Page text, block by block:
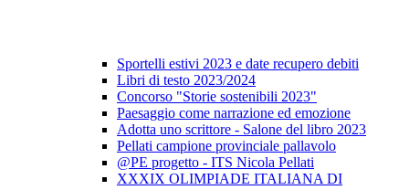
Sportelli estivi 2023 e date recupero debiti
Libri di testo 2023/2024
Concorso "Storie sostenibili 2023"
Paesaggio come narrazione ed emozione
Adotta uno scrittore - Salone del libro 2023
Pellati campione provinciale pallavolo
@PE progetto - ITS Nicola Pellati
XXXIX OLIMPIADE ITALIANA DI